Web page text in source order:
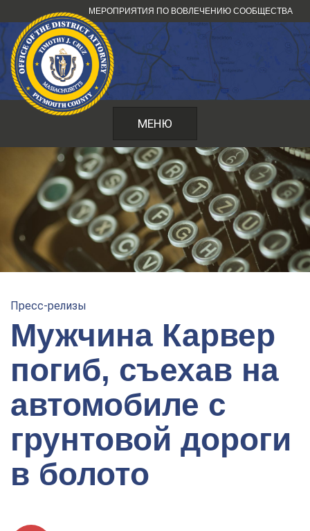
к
содержанию
МЕРОПРИЯТИЯ ПО ВОВЛЕЧЕНИЮ СООБЩЕСТВА
МЕНЮ
Пресс-релизы
Мужчина Карвер
погиб, съехав на
автомобиле с
грунтовой дороги
в болото